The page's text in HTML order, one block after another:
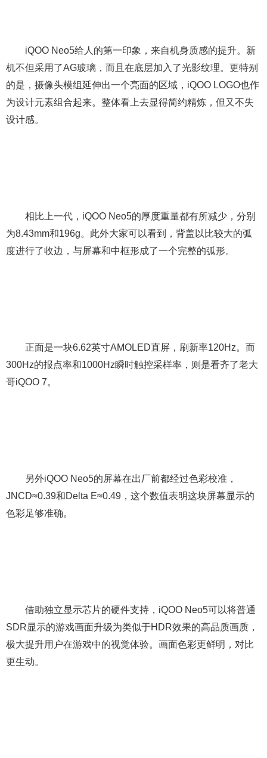
iQOO Neo5给人的第一印象，来自机身质感的提升。新
机不但采用了AG玻璃，而且在底层加入了光影纹理。更特别
的是，摄像头模组延伸出一个亮面的区域，iQOO LOGO也作
为设计元素组合起来。整体看上去显得简约精炼，但又不失
设计感。
相比上一代，iQOO Neo5的厚度重量都有所减少，分别
为8.43mm和196g。此外大家可以看到，背盖以比较大的弧
度进行了收边，与屏幕和中框形成了一个完整的弧形。
正面是一块6.62英寸AMOLED直屏，刷新率120Hz。而
300Hz的报点率和1000Hz瞬时触控采样率，则是看齐了老大
哥iQOO 7。
另外iQOO Neo5的屏幕在出厂前都经过色彩校准，
JNCD≈0.39和Delta E≈0.49，这个数值表明这块屏幕显示的
色彩足够准确。
借助独立显示芯片的硬件支持，iQOO Neo5可以将普通
SDR显示的游戏画面升级为类似于HDR效果的高品质画质，
极大提升用户在游戏中的视觉体验。画面色彩更鲜明，对比
更生动。